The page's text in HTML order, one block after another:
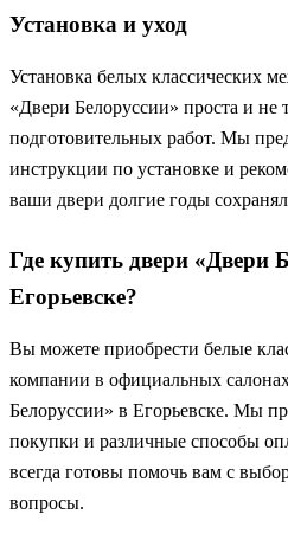
Установка и уход
Установка белых классических
«Двери Белоруссии» проста и не
подготовительных работ. Мы
инструкции по установке и
ваши двери долгие годы
Где купить двери «Двери
Егорьевске?
Вы можете приобрести белые
компании в официальных
Белоруссии» в Егорьевске. Мы
покупки и различные способы
всегда готовы помочь вам с
вопросы.